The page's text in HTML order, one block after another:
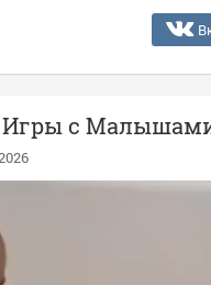
Игры с